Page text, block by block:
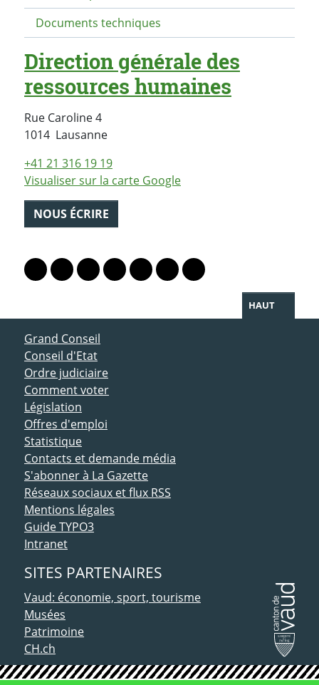
Documents techniques
Direction générale des
ressources humaines
Rue Caroline 4
1014 LausanneSuisse
+41 21 316 19 19
Visualiser sur la carte Google
NOUS ÉCRIRE
Lien vers le profil Mastodon
Lien vers le profil Bluesky
Lien vers le profil Instagram
Lien vers le profil Linkedin
Lien vers le profil Facebook
Lien vers le profil Twitter
Partager par WhatsApp
HAUT
ACCÈS DIRECT
Grand Conseil
Conseil d'Etat
Ordre judiciaire
Comment voter
Législation
Offres d'emploi
Statistique
Contacts et demande média
S'abonner à La Gazette
Réseaux sociaux et flux RSS
Mentions légales
Guide TYPO3
Intranet
SITES PARTENAIRES
Vaud: économie, sport, tourisme
Musées
Patrimoine
CH.ch